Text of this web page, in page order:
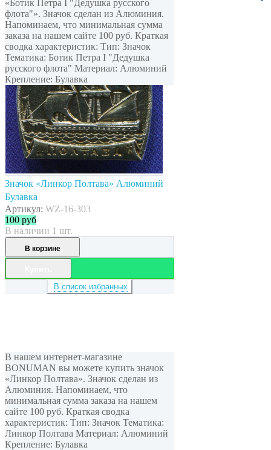
«Ботик Петра I "Дедушка русского
флота"». Значок сделан из Алюминия.
Напоминаем, что минимальная сумма
заказа на нашем сайте 100 руб. Краткая
сводка характеристик: Тип: Значок
Тематика: Ботик Петра I "Дедушка
русского флота" Материал: Алюминий
Крепление: Булавка
Значок «Линкор Полтава» Алюминий
Булавка
Артикул: WZ-16-303
100 руб
В наличии 1 шт.
В корзине
В список избранных
В нашем интернет-магазине
BONUMAN вы можете купить значок
«Линкор Полтава». Значок сделан из
Алюминия. Напоминаем, что
минимальная сумма заказа на нашем
сайте 100 руб. Краткая сводка
характеристик: Тип: Значок Тематика:
Линкор Полтава Материал: Алюминий
Крепление: Булавка